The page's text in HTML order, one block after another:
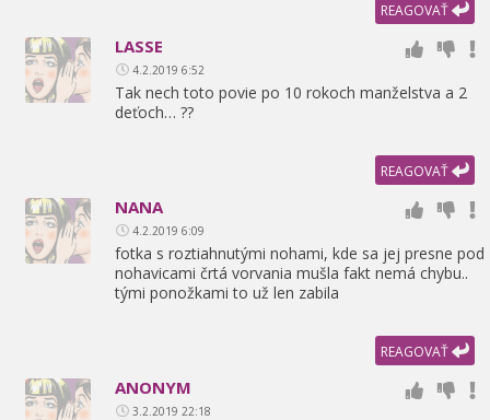
REAGOVAŤ
LASSE
4.2.2019 6:52
Tak nech toto povie po 10 rokoch manželstva a 2
deťoch… ??
REAGOVAŤ
NANA
4.2.2019 6:09
fotka s roztiahnutými nohami, kde sa jej presne pod
nohavicami črtá vorvania mušla fakt nemá chybu..
tými ponožkami to už len zabila
REAGOVAŤ
ANONYM
3.2.2019 22:18